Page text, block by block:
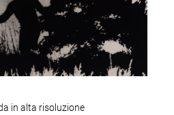
in alta risoluzione